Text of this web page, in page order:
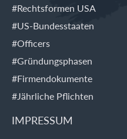
#Rechtsformen USA
#US-Bundesstaaten
#Officers
#Gründungsphasen
#Firmendokumente
#Jährliche Pflichten
IMPRESSUM